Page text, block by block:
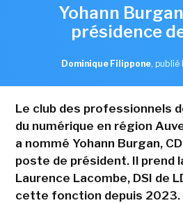
Yohann
présidence
Dominique Filippone, publié
Le club des professionnels
du numérique en région
a nommé Yohann Burgan,
poste de président. Il prend
Laurence Lacombe, DSI de
cette fonction depuis 2023.